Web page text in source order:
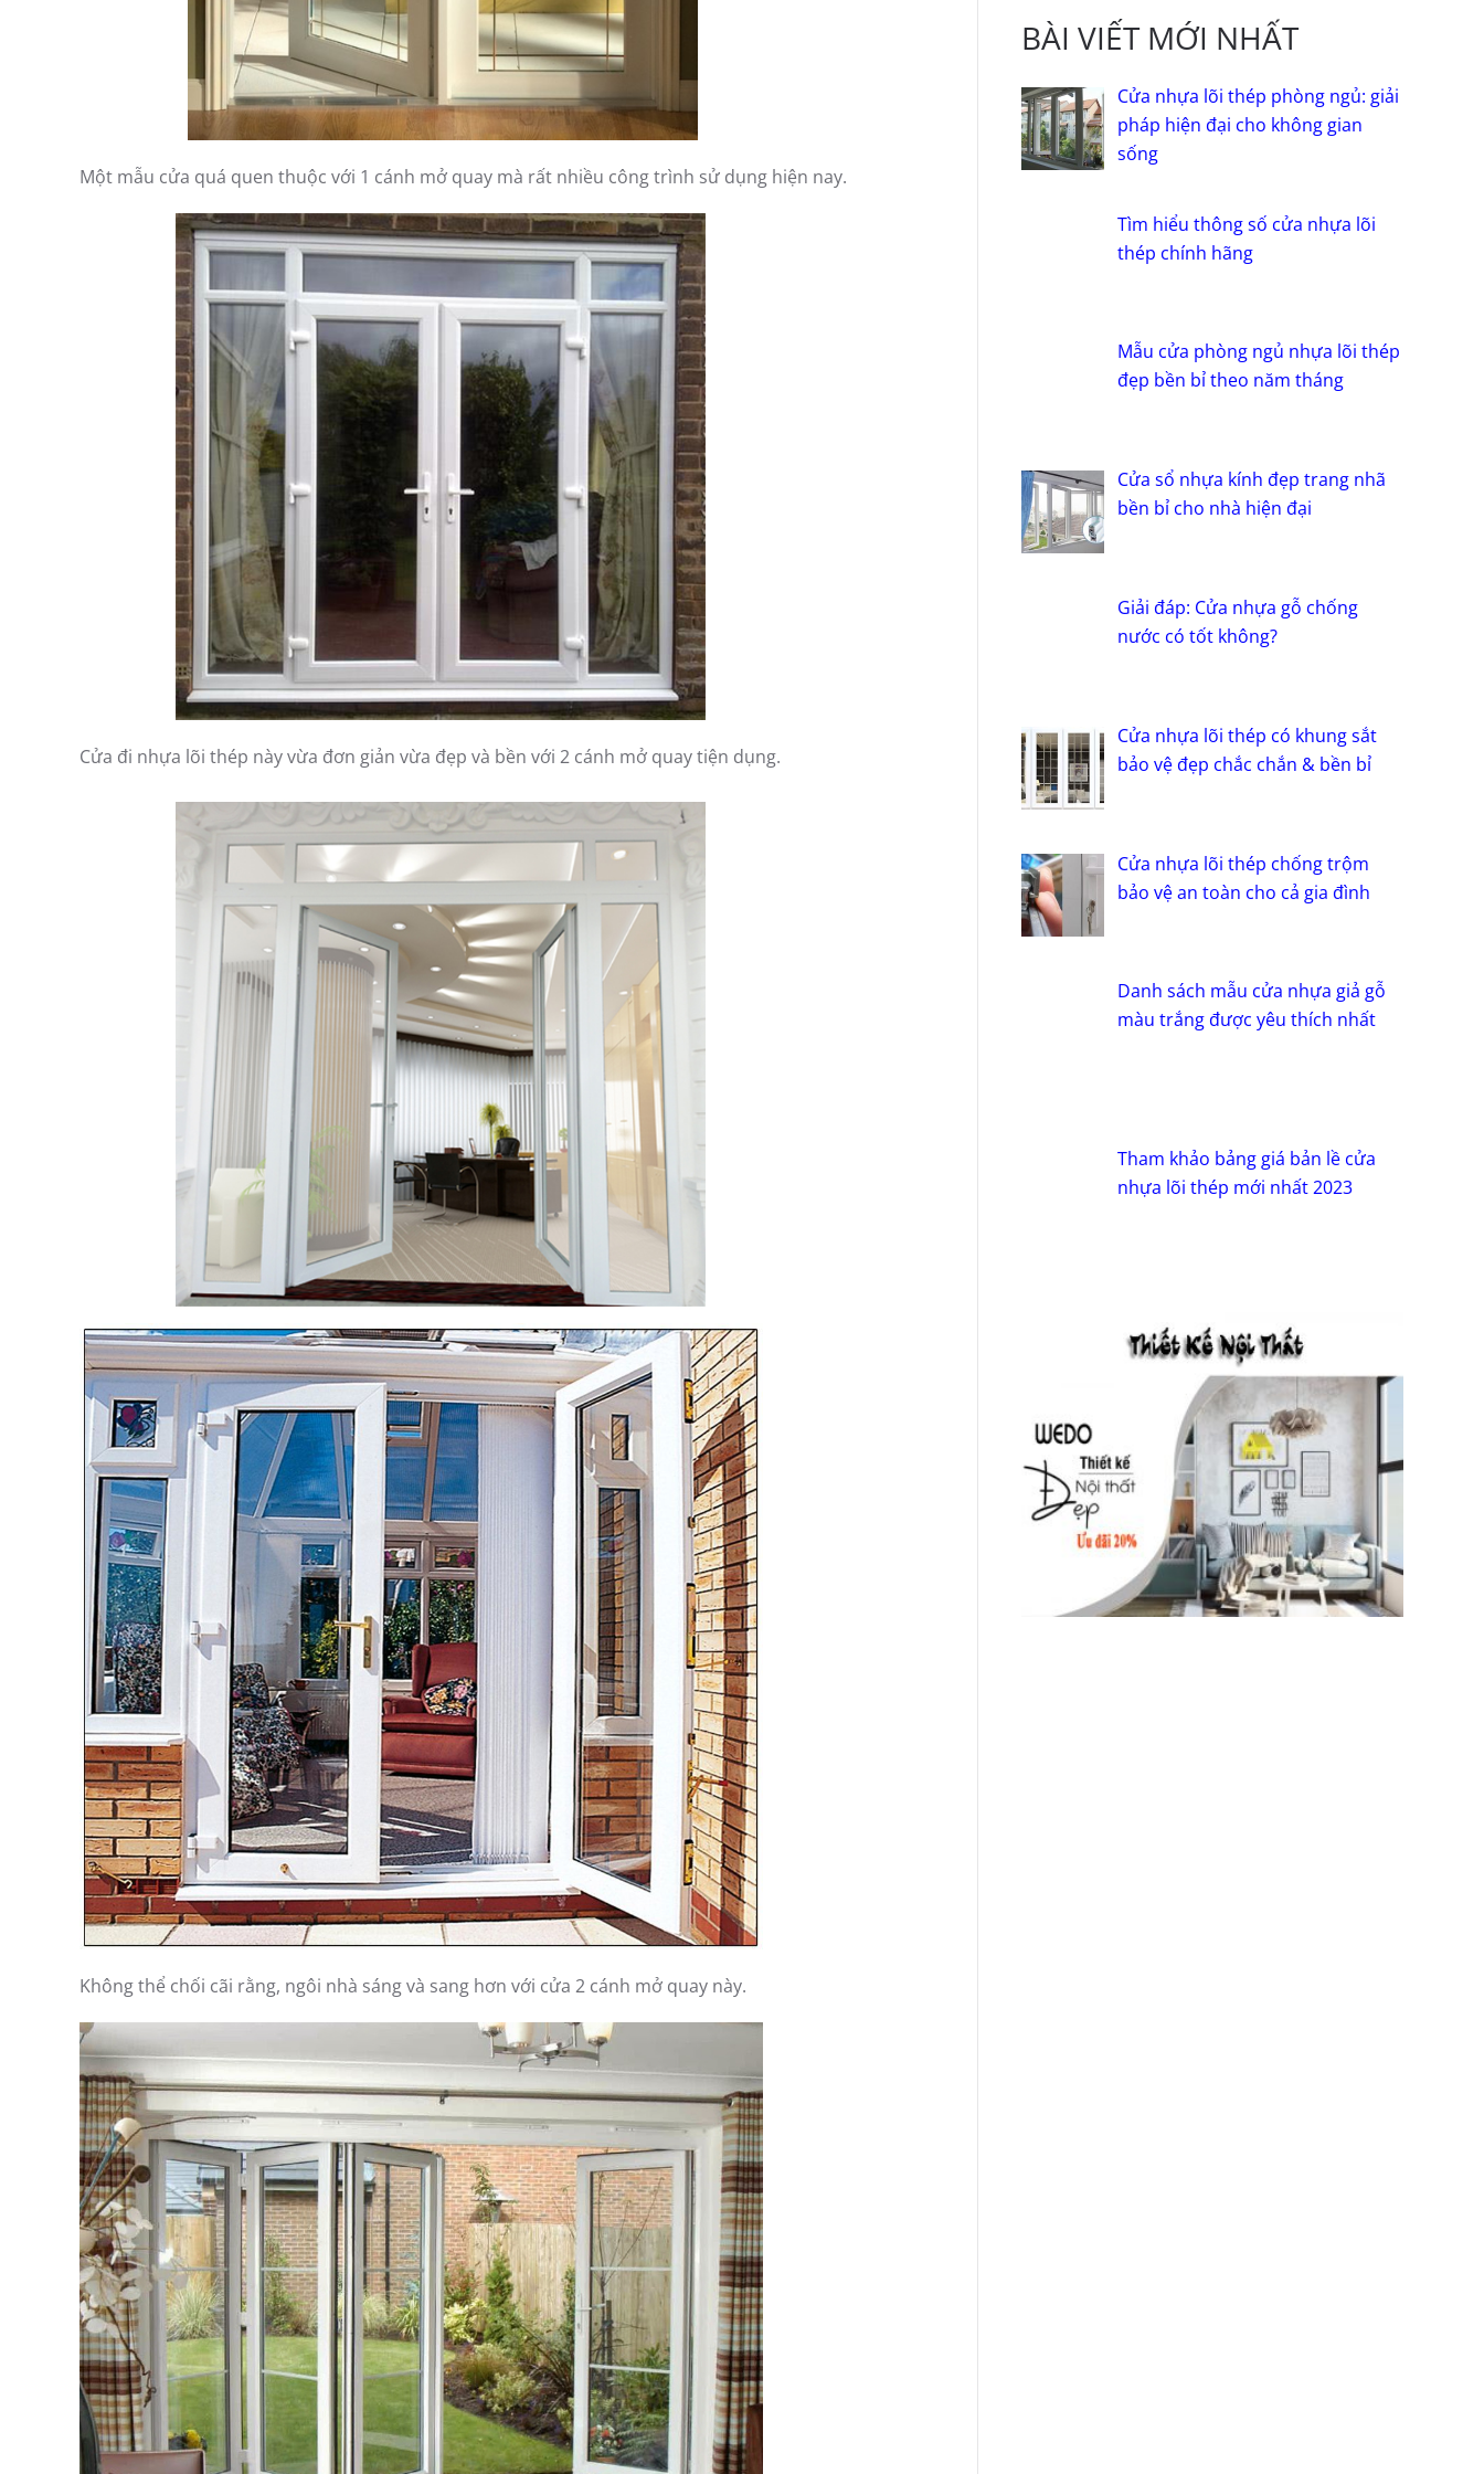
Một mẫu cửa quá quen thuộc với 1 cánh mở quay mà rất nhiều công trình sử dụng hiện nay.
Cửa đi nhựa lõi thép này vừa đơn giản vừa đẹp và bền với 2 cánh mở quay tiện dụng.
Không thể chối cãi rằng, ngôi nhà sáng và sang hơn với cửa 2 cánh mở quay này.
BÀI VIẾT MỚI NHẤT
Cửa nhựa lõi thép phòng ngủ: giải
pháp hiện đại cho không gian
sống
Tìm hiểu thông số cửa nhựa lõi
thép chính hãng
Mẫu cửa phòng ngủ nhựa lõi thép
đẹp bền bỉ theo năm tháng
Cửa sổ nhựa kính đẹp trang nhã
bền bỉ cho nhà hiện đại
Giải đáp: Cửa nhựa gỗ chống
nước có tốt không?
Cửa nhựa lõi thép có khung sắt
bảo vệ đẹp chắc chắn & bền bỉ
Cửa nhựa lõi thép chống trộm
bảo vệ an toàn cho cả gia đình
Danh sách mẫu cửa nhựa giả gỗ
màu trắng được yêu thích nhất
Tham khảo bảng giá bản lề cửa
nhựa lõi thép mới nhất 2023